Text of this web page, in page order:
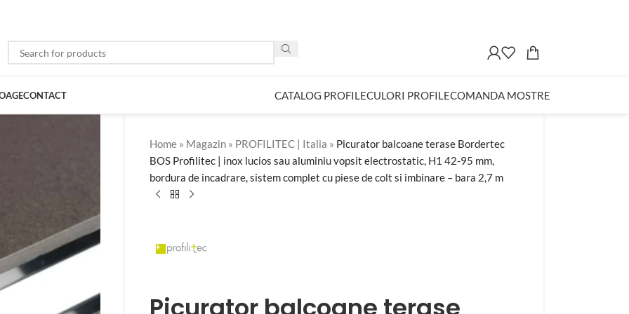
CONTACT CATALOG PROFILECULORI PROFILECOMANDA MOSTRE
Home » Magazin » PROFILITEC | Italia » Picurator balcoane terase Bordertec
BOS Profilitec | inox lucios sau aluminiu vopsit electrostatic, H1 42-95 mm,
bordura de incadrare, sistem complet cu piese de colt si imbinare – bara 2,7 m